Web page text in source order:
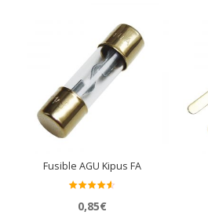
Fusible AGU Kipus FA
do en
0,85€